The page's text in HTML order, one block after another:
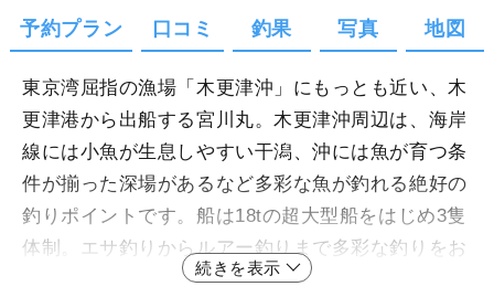
予約プラン 口コミ 釣果 写真 地図
東京湾屈指の漁場「木更津沖」にもっとも近い、木
更津港から出船する宮川丸。木更津沖周辺は、海岸
線には小魚が生息しやすい干潟、沖には魚が育つ条
件が揃った深場があるなど多彩な魚が釣れる絶好の
釣りポイントです。船は18tの超大型船をはじめ3隻
体制。エサ釣りからルアー釣りまで多彩な釣りをお
気軽にお楽しみいただける、それが宮川丸です。ま
続きを表示